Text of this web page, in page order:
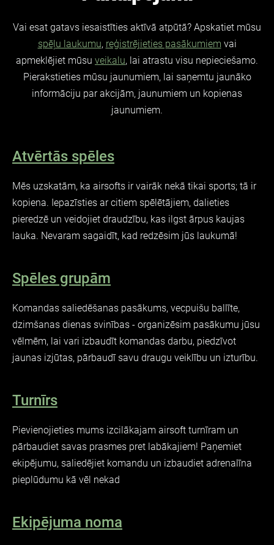
Vai esat gatavs iesaistīties aktīvā atpūtā? Apskatiet mūsu
spēļu laukumu, reģistrējieties pasākumiem vai
apmeklējiet mūsu veikalu, lai atrastu visu nepieciešamo.
Pierakstieties mūsu jaunumiem, lai saņemtu jaunāko
informāciju par akcijām, jaunumiem un kopienas
jaunumiem.
Atvērtās spēles
Mēs uzskatām, ka airsofts ir vairāk nekā tikai sports; tā ir
kopiena. Iepazīsties ar citiem spēlētājiem, dalieties
pieredzē un veidojiet draudzību, kas ilgst ārpus kaujas
lauka. Nevaram sagaidīt, kad redzēsim jūs laukumā!
Spēles grupām
Komandas saliedēšanas pasākums, vecpuišu ballīte,
dzimšanas dienas svinības - organizēsim pasākumu jūsu
vēlmēm, lai vari izbaudīt komandas darbu, piedzīvot
jaunas izjūtas, pārbaudī savu draugu veiklību un izturību.
Turnīrs
Pievienojieties mums izcilākajam airsoft turnīram un
pārbaudiet savas prasmes pret labākajiem! Paņemiet
ekipējumu, saliedējiet komandu un izbaudiet adrenalīna
pieplūdumu kā vēl nekad
Ekipējuma noma